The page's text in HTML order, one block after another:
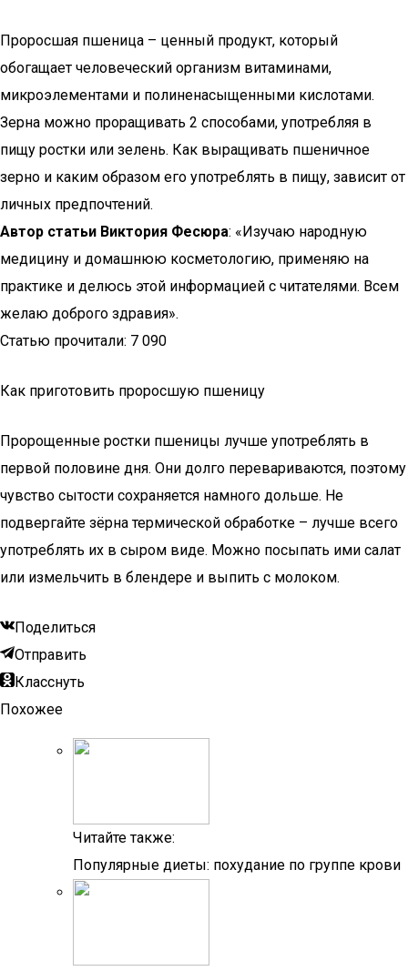
Проросшая пшеница – ценный продукт, который
обогащает человеческий организм витаминами,
микроэлементами и полиненасыщенными кислотами.
Зерна можно проращивать 2 способами, употребляя в
пищу ростки или зелень. Как выращивать пшеничное
зерно и каким образом его употреблять в пищу, зависит от
личных предпочтений.
Автор статьи Виктория Фесюра: «Изучаю народную
медицину и домашнюю косметологию, применяю на
практике и делюсь этой информацией с читателями. Всем
желаю доброго здравия».
Статью прочитали: 7 090
Как приготовить проросшую пшеницу
Пророщенные ростки пшеницы лучше употреблять в
первой половине дня. Они долго перевариваются, поэтому
чувство сытости сохраняется намного дольше. Не
подвергайте зёрна термической обработке – лучше всего
употреблять их в сыром виде. Можно посыпать ими салат
или измельчить в блендере и выпить с молоком.
Поделиться
Отправить
Класснуть
Похожее
Читайте также:
Популярные диеты: похудание по группе крови